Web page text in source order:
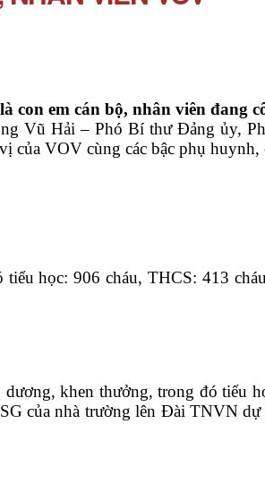
con em cán bộ, nhân viên đang
Vũ Hải – Phó Bí thư Đảng ủy,
VOV cùng các bậc phụ huynh,
học: 906 cháu, THCS: 413
khen thưởng, trong đó tiểu
của nhà trường lên Đài TNVN